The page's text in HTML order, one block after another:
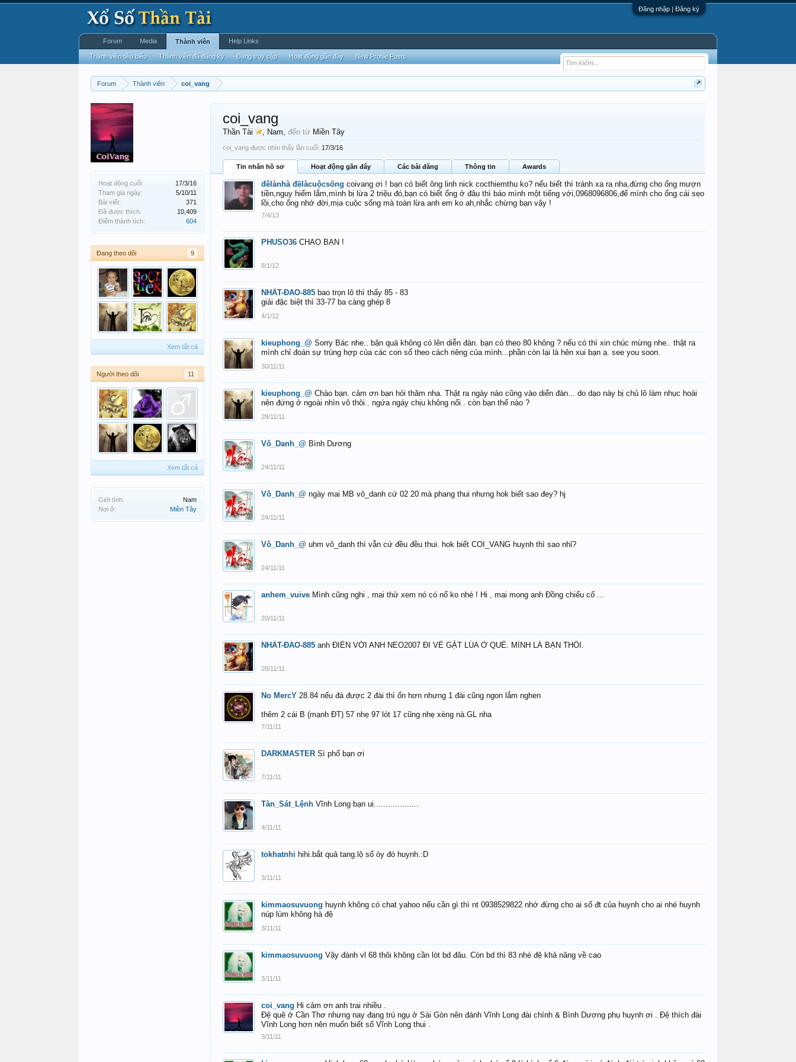
Đăng nhập | Đăng ký
Forum Thành viên coi_vang
Hoạt động cuối:
17/3/16
Tham gia ngày:
5/10/11
Bài viết:
371
Đã được thích:
10,409
Điểm thành tích:
604
Đang theo dõi 9
Xem tất cả
Người theo dõi 11
cocthiemthu
Xem tất cả
Giới tính:
Nam
Nơi ở:
Miền Tây
coi_vang
Thần Tài , Nam, đến từ Miền Tây
coi_vang được nhìn thấy lần cuối: 17/3/16
Tin nhắn hồ sơ Hoạt động gần đây Các bài đăng Thông tin Awards
đêlànhà đềlàcuộcsống coivang ơi ! bạn có biết ông linh nick cocthiemthu ko? nếu biết thì tránh xa ra nha,đừng cho ổng mượn
tiền,nguy hiểm lắm,mình bị lừa 2 triệu đó,bạn có biết ổng ở đâu thì báo mình một tiếng với,0968096806,để mình cho ổng cái sẹo
lồi,cho ổng nhớ đời,mịa cuộc sống mà toàn lừa anh em ko ah,nhắc chừng bạn vậy !
7/4/13
PHUSO36 CHAO BẠN !
8/1/12
NHẤT-ĐAO-885 bao trọn lô thì thấy 85 - 83
giải đặc biệt thì 33-77 ba càng ghép 8
4/1/12
kieuphong_@ Sorry Bác nhe.. bận quá không có lên diễn đàn. bạn có theo 80 không ? nếu có thì xin chúc mừng nhe.. thật ra
mình chỉ đoán sự trùng hợp của các con số theo cách riêng của mình...phần còn lại là hên xui bạn ạ. see you soon.
30/11/11
kieuphong_@ Chào bạn. cảm ơn bạn hỏi thăm nha. Thật ra ngày nào cũng vào diển đàn... do dạo này bị chủ lô làm nhục hoài
nên đứng ở ngoài nhìn vô thôi.. ngứa ngáy chịu không nổi.. còn bạn thế nào ?
28/11/11
Vô_Danh_@ Bình Dương
24/11/11
Vô_Danh_@ ngày mai MB vô_danh cứ 02 20 mà phang thui nhưng hok biết sao đey? hj
24/11/11
Vô_Danh_@ uhm vô_danh thì vẫn cứ đều đều thui. hok biết COI_VANG huynh thì sao nhỉ?
24/11/11
anhem_vuive Mình cũng nghi , mai thử xem nó có nổ ko nhé ! Hi , mai mong anh Đồng chiếu cố ...
20/11/11
NHẤT-ĐAO-885 anh ĐIỀN VỚI ANH NEO2007 ĐI VỀ GẶT LÚA Ở QUÊ. MÌNH LÀ BẠN THÔI.
20/11/11
No MercY 28.84 nếu đá được 2 đài thì ổn hơn nhưng 1 đài cũng ngon lắm nghen
thêm 2 cái B (mạnh ĐT) 57 nhẹ 97 lót 17 cũng nhẹ xèng nà.GL nha
7/11/11
DARKMASTER Sì phố bạn ơi
7/11/11
Tàn_Sát_Lệnh Vĩnh Long bạn ui...................
4/11/11
tokhatnhi hihi.bắt quả tang.lộ số òy đó huynh.:D
3/11/11
kimmaosuvuong huynh không có chat yahoo nếu cần gì thì nt 0938529822 nhớ đừng cho ai số đt của huynh cho ai nhé huynh
núp lùm không hà đệ
3/11/11
kimmaosuvuong Vậy đánh vl 68 thôi không cần lót bd đâu. Còn bd thì 83 nhé đệ khả năng về cao
3/11/11
coi_vang Hi cảm ơn anh trai nhiều .
Đệ quê ở Cần Thơ nhưng nay đang trú ngụ ở Sài Gòn nên đánh Vĩnh Long đài chính & Bình Dương phụ huynh ơi . Đệ thích đài
Vĩnh Long hơn nên muốn biết số Vĩnh Long thui .
3/11/11
Forum Media Thành viên
Thành viên tiêu biểu Thành viên đã đăng ký Đang truy cập Hoạt động gần đây New Profile Posts
Help Links